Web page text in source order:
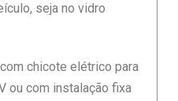
seja no vidro
chicote elétrico para
ou com instalação fixa